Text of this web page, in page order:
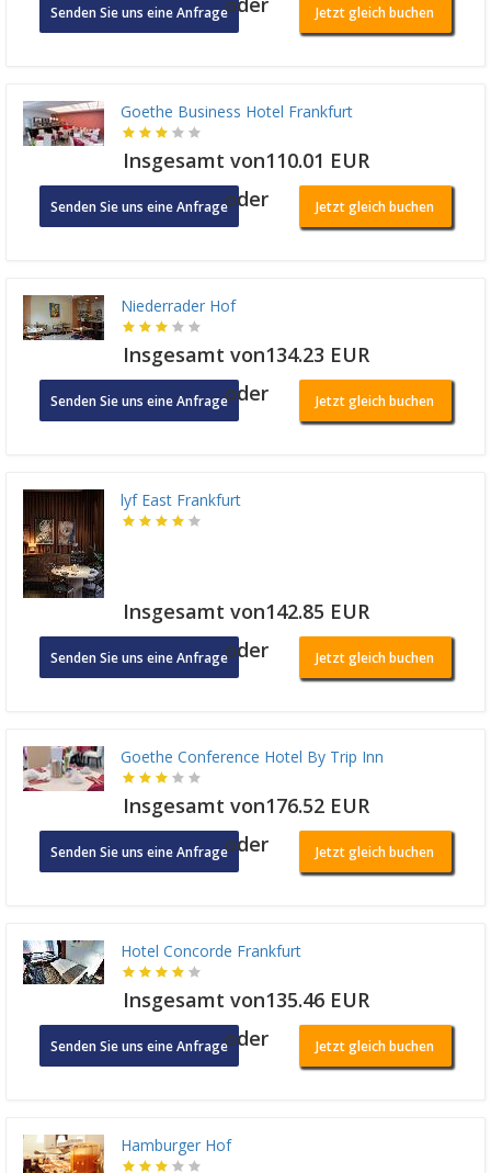
Senden Sie uns eine Anfrage Jetzt gleich buchen
Goethe Business Hotel Frankfurt
Insgesamt von110.01 EUR
Senden Sie uns eine Anfrageoder Jetzt gleich buchen
Niederrader Hof
Insgesamt von134.23 EUR
Senden Sie uns eine Anfrageoder Jetzt gleich buchen
lyf East Frankfurt
Insgesamt von142.85 EUR
Senden Sie uns eine Anfrageoder Jetzt gleich buchen
Goethe Conference Hotel By Trip Inn
Insgesamt von176.52 EUR
Senden Sie uns eine Anfrageoder Jetzt gleich buchen
Hotel Concorde Frankfurt
Insgesamt von135.46 EUR
Senden Sie uns eine Anfrageoder Jetzt gleich buchen
Hamburger Hof